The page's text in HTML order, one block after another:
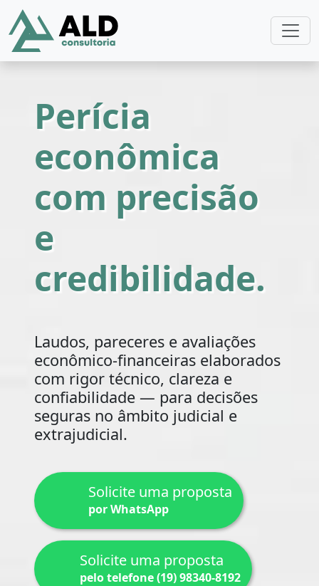
Perícia
econômica
com precisão
e
credibilidade.
Laudos, pareceres e avaliações
econômico-financeiras elaborados
com rigor técnico, clareza e
confiabilidade — para decisões
seguras no âmbito judicial e
extrajudicial.
Solicite uma proposta
por WhatsApp
Solicite uma proposta
pelo telefone (19) 98340-8192